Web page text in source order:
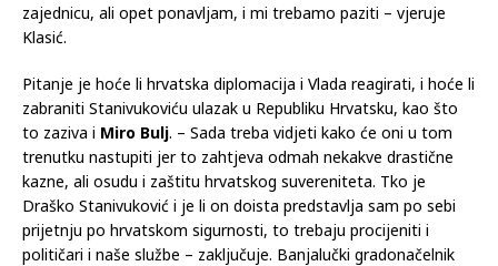
zajednicu, ali opet ponavljam, i mi trebamo paziti – vjeruje
Klasić.
Pitanje je hoće li hrvatska diplomacija i Vlada reagirati, i hoće li
zabraniti Stanivukoviću ulazak u Republiku Hrvatsku, kao što
to zaziva i Miro Bulj. – Sada treba vidjeti kako će oni u tom
trenutku nastupiti jer to zahtjeva odmah nekakve drastične
kazne, ali osudu i zaštitu hrvatskog suvereniteta. Tko je
Draško Stanivuković i je li on doista predstavlja sam po sebi
prijetnju po hrvatskom sigurnosti, to trebaju procijeniti i
političari i naše službe – zaključuje. Banjalučki gradonačelnik